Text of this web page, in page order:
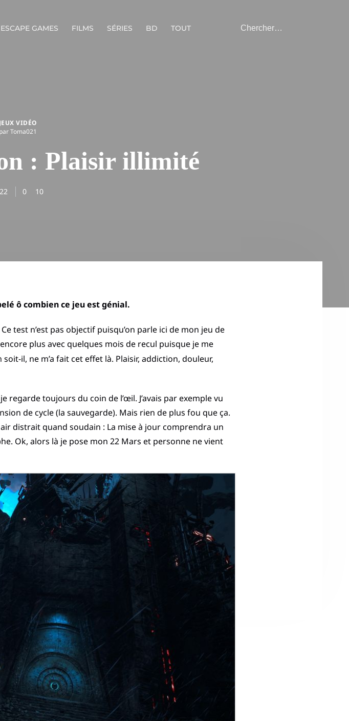
ESCAPE GAMES FILMS SÉRIES BD TOUT
JEUX VIDÉO
par Toma021
: Plaisir illimité
0 10
ô combien ce jeu est génial.
test n’est pas objectif puisqu’on parle ici de mon jeu de
plus avec quelques mois de recul puisque je me
il, ne m’a fait cet effet là. Plaisir, addiction, douleur,
toujours du coin de l’œil. J’avais par exemple vu
de cycle (la sauvegarde). Mais rien de plus fou que ça.
distrait quand soudain : La mise à jour comprendra un
Ok, alors là je pose mon 22 Mars et personne ne vient